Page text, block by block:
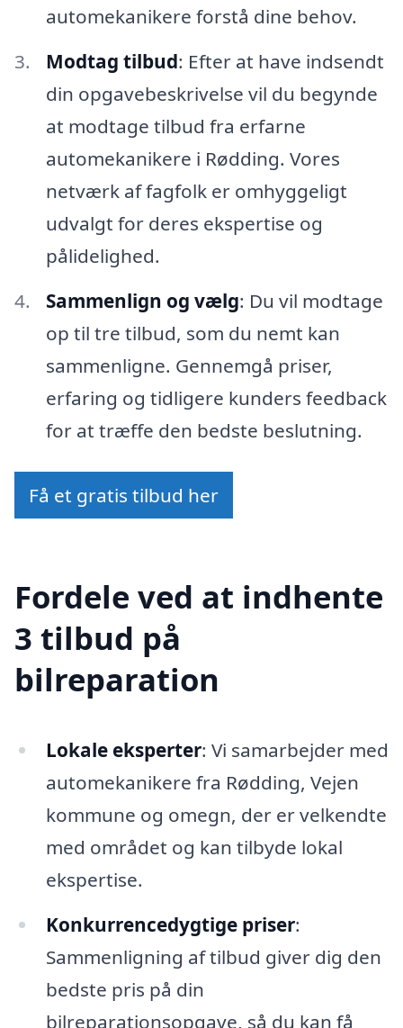
automekanikere forstå dine behov.
Modtag tilbud: Efter at have indsendt
din opgavebeskrivelse vil du begynde
at modtage tilbud fra erfarne
automekanikere i Rødding. Vores
netværk af fagfolk er omhyggeligt
udvalgt for deres ekspertise og
pålidelighed.
Sammenlign og vælg: Du vil modtage
op til tre tilbud, som du nemt kan
sammenligne. Gennemgå priser,
erfaring og tidligere kunders feedback
for at træffe den bedste beslutning.
Få et gratis tilbud her
Fordele ved at indhente
3 tilbud på
bilreparation
Lokale eksperter: Vi samarbejder med
automekanikere fra Rødding, Vejen
kommune og omegn, der er velkendte
med området og kan tilbyde lokal
ekspertise.
Konkurrencedygtige priser:
Sammenligning af tilbud giver dig den
bedste pris på din
bilreparationsopgave, så du kan få